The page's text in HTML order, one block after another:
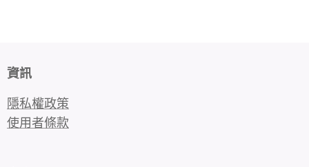
資訊
隱私權政策
使用者條款